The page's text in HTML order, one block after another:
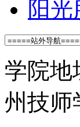
阳光
学院地
州技师